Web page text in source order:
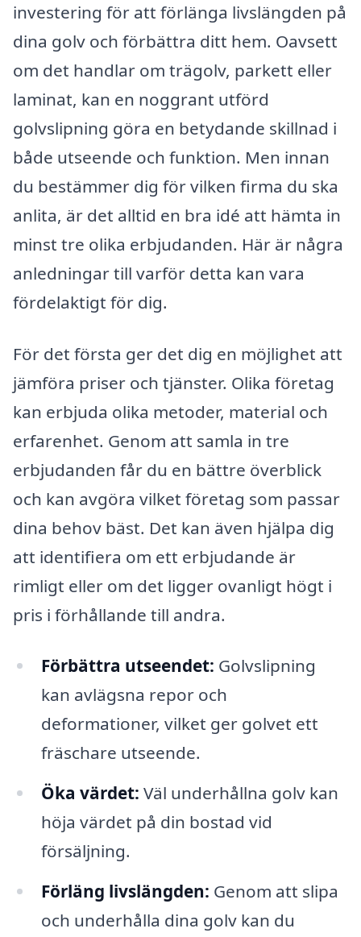
investering för att förlänga livslängden på
dina golv och förbättra ditt hem. Oavsett
om det handlar om trägolv, parkett eller
laminat, kan en noggrant utförd
golvslipning göra en betydande skillnad i
både utseende och funktion. Men innan
du bestämmer dig för vilken firma du ska
anlita, är det alltid en bra idé att hämta in
minst tre olika erbjudanden. Här är några
anledningar till varför detta kan vara
fördelaktigt för dig.
För det första ger det dig en möjlighet att
jämföra priser och tjänster. Olika företag
kan erbjuda olika metoder, material och
erfarenhet. Genom att samla in tre
erbjudanden får du en bättre överblick
och kan avgöra vilket företag som passar
dina behov bäst. Det kan även hjälpa dig
att identifiera om ett erbjudande är
rimligt eller om det ligger ovanligt högt i
pris i förhållande till andra.
Förbättra utseendet: Golvslipning
kan avlägsna repor och
deformationer, vilket ger golvet ett
fräschare utseende.
Öka värdet: Väl underhållna golv kan
höja värdet på din bostad vid
försäljning.
Förläng livslängden: Genom att slipa
och underhålla dina golv kan du